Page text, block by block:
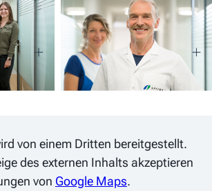
von einem Dritten bereitgestellt.
des externen Inhalts akzeptieren
von Google Maps.